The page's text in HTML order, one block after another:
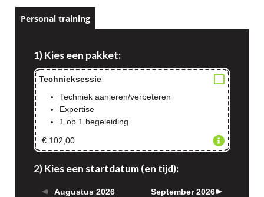
Personal training
1) Kies een pakket:
Technieksessie
Techniek aanleren/verbeteren
Expertise
1 op 1 begeleiding
€ 102,00
2) Kies een startdatum (en tijd):
Augustus 2026 September 2026